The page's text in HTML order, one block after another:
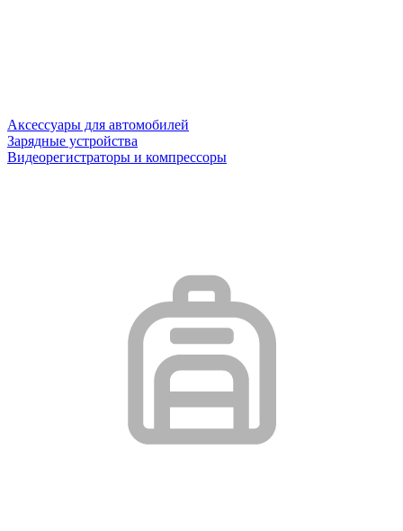
Аксессуары для автомобилей
Зарядные устройства
Видеорегистраторы и компрессоры